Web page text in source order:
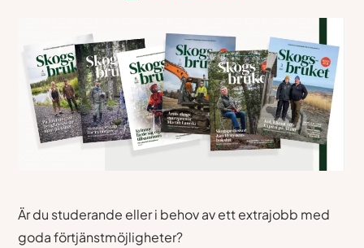
Är du studerande eller i behov av ett extrajobb med
goda förtjänstmöjligheter?